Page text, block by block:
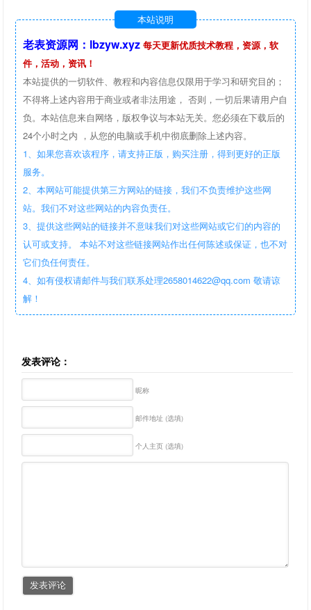
本站说明
老表资源网：lbzyw.xyz 每天更新优质技术教程，资源，软
件，活动，资讯！
本站提供的一切软件、教程和内容信息仅限用于学习和研究目的；
不得将上述内容用于商业或者非法用途， 否则，一切后果请用户自
负。本站信息来自网络，版权争议与本站无关。您必须在下载后的
24个小时之内 ，从您的电脑或手机中彻底删除上述内容。
1、如果您喜欢该程序，请支持正版，购买注册，得到更好的正版
服务。
2、本网站可能提供第三方网站的链接，我们不负责维护这些网
站。我们不对这些网站的内容负责任。
3、提供这些网站的链接并不意味我们对这些网站或它们的内容的
认可或支持。 本站不对这些链接网站作出任何陈述或保证，也不对
它们负任何责任。
4、如有侵权请邮件与我们联系处理2658014622@qq.com 敬请谅
解！
发表评论：
昵称
邮件地址 (选填)
个人主页 (选填)